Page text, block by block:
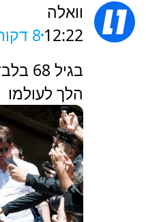
וואלה
12:22 8 דקות
בגיל
הלך לעולמו